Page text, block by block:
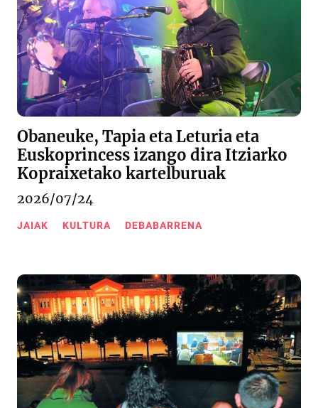
Obaneuke, Tapia eta Leturia eta
Euskoprincess izango dira Itziarko
Kopraixetako kartelburuak
2026/07/24
JAIAK KULTURA DEBABARRENA